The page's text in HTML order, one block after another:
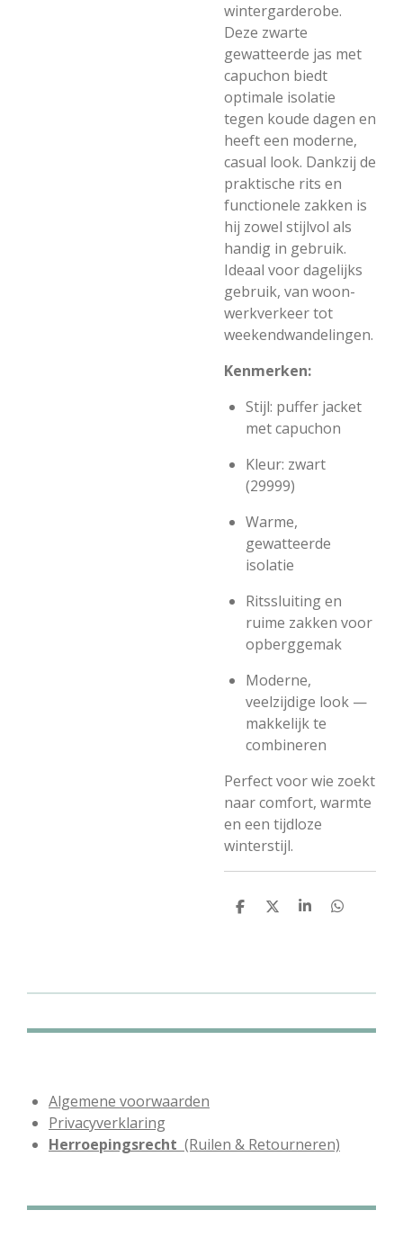
wintergarderobe.
Deze zwarte
gewatteerde jas met
capuchon biedt
optimale isolatie
tegen koude dagen en
heeft een moderne,
casual look. Dankzij de
praktische rits en
functionele zakken is
hij zowel stijlvol als
handig in gebruik.
Ideaal voor dagelijks
gebruik, van woon-
werkverkeer tot
weekendwandelingen.
Kenmerken:
Stijl: puffer jacket
met capuchon
Kleur: zwart
(29999)
Warme,
gewatteerde
isolatie
Ritssluiting en
ruime zakken voor
opberggemak
Moderne,
veelzijdige look —
makkelijk te
combineren
Perfect voor wie zoekt
naar comfort, warmte
en een tijdloze
winterstijl.
D
D
S
D
Algemene voorwaarden
Privacyverklaring
Herroepingsrecht (Ruilen & Retourneren)